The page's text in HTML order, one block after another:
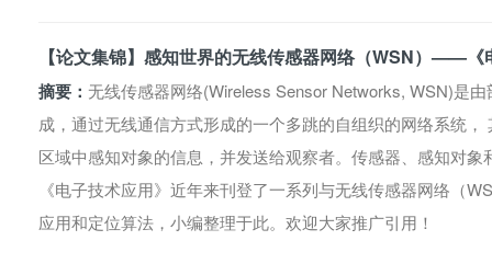
【论文集锦】感知世界的无线传感器网络（WSN）——
摘要： 无线传感器网络(Wireless Sensor Networks, WSN)是
成，通过无线通信方式形成的一个多跳的自组织的网络系统
区域中感知对象的信息，并发送给观察者。传感器、感知对
《电子技术应用》近年来刊登了一系列与无线传感器网络（
应用和定位算法，小编整理于此。欢迎大家推广引用！